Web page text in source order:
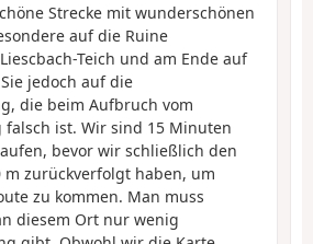
Strecke mit wunderschönen
auf die Ruine
Teich und am Ende auf
jedoch auf die
die beim Aufbruch vom
falsch ist. Wir sind 15 Minuten
bevor wir schließlich den
m zurückverfolgt haben, um
zu kommen. Man muss
diesem Ort nur wenig